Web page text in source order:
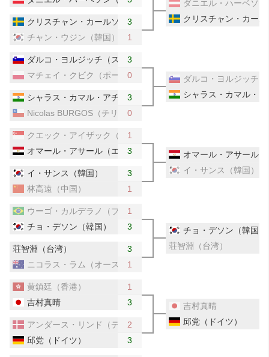
クリスチャン・カールソン（スウェーデン）
3
チャン・ウジン（韓国）
1
ダルコ・ヨルジッチ（スロベニア）
3
マチェイ・クビク（ポーランド）
0
シャラス・カマル・アチャンタ（インド）
3
Nicolas BURGOS（チリ） 0
クエック・アイザック（シンガポール）
1
オマール・アサール（エジプト）
3
イ・サンス（韓国）
3
林高遠（中国）
1
ウーゴ・カルデラノ（ブラジル）
1
チョ・デソン（韓国）
3
荘智淵（台湾）
3
ニコラス・ラム（オーストラリア）
1
黄鎮廷（香港）
1
吉村真晴
3
アンダース・リンド（デンマーク）
2
邱党（ドイツ）
3
ダニエル・ハーベソ
クリスチャン・カー
ダルコ・ヨルジッチ
シャラス・カマル・
オマール・アサール
イ・サンス（韓国）
チョ・デソン（韓国）
荘智淵（台湾）
吉村真晴
邱党（ドイツ）